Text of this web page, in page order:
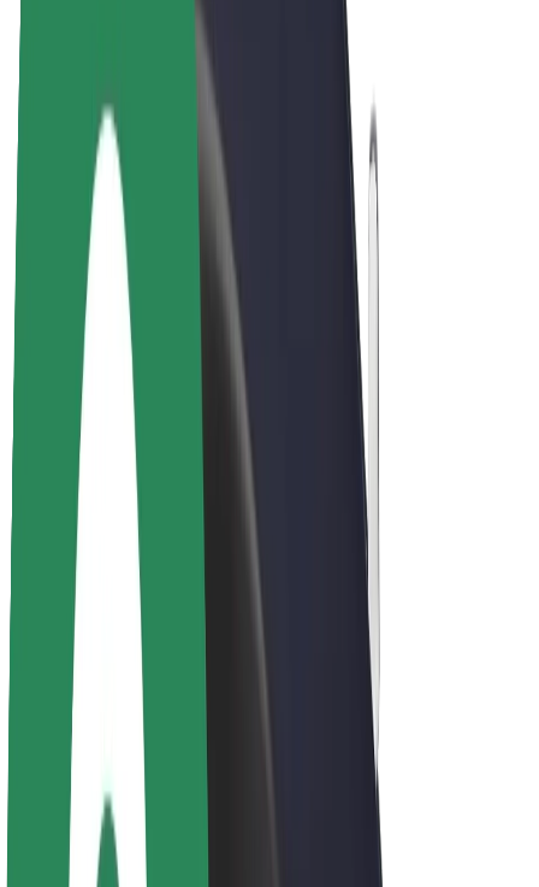
Ingresos de repartidor
Comercios de Bolt Food
Flotas
Franquicias
Empresa
Trabajá con nosotros
Acerca de Bolt
Sostenibilidad en Bolt
Project Zero
Blog
Sala de prensa
Directrices de la marca
Misión
Relación con inversores
Liderazgo
Marca
Medios
Fondo Urbano
Seguridad